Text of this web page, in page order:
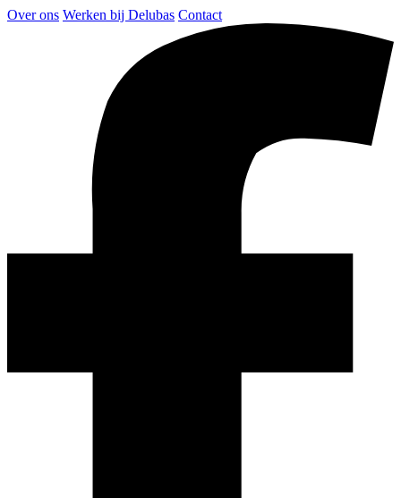
Over ons Werken bij Delubas Contact